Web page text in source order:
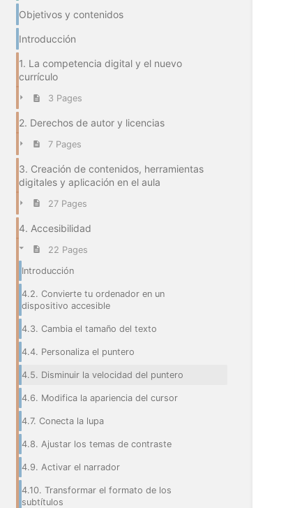
Objetivos y contenidos
Introducción
1. La competencia digital y el nuevo
currículo
3 Pages
2. Derechos de autor y licencias
7 Pages
3. Creación de contenidos, herramientas
digitales y aplicación en el aula
27 Pages
4. Accesibilidad
22 Pages
Introducción
4.2. Convierte tu ordenador en un
dispositivo accesible
4.3. Cambia el tamaño del texto
4.4. Personaliza el puntero
4.5. Disminuir la velocidad del puntero
4.6. Modifica la apariencia del cursor
4.7. Conecta la lupa
4.8. Ajustar los temas de contraste
4.9. Activar el narrador
4.10. Transformar el formato de los
subtítulos